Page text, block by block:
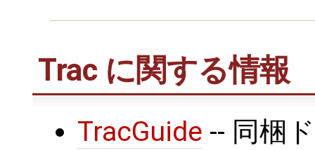
Trac に関する情報
TracGuide -- 同梱